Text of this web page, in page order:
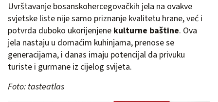
Uvrštavanje bosanskohercegovačkih jela na ovakve
svjetske liste nije samo priznanje kvalitetu hrane, već i
potvrda duboko ukorijenjene kulturne baštine. Ova
jela nastaju u domaćim kuhinjama, prenose se
generacijama, i danas imaju potencijal da privuku
turiste i gurmane iz cijelog svijeta.
Foto: tasteatlas